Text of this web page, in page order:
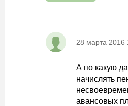
28 марта 2016
А по какую
начислять
авансовых